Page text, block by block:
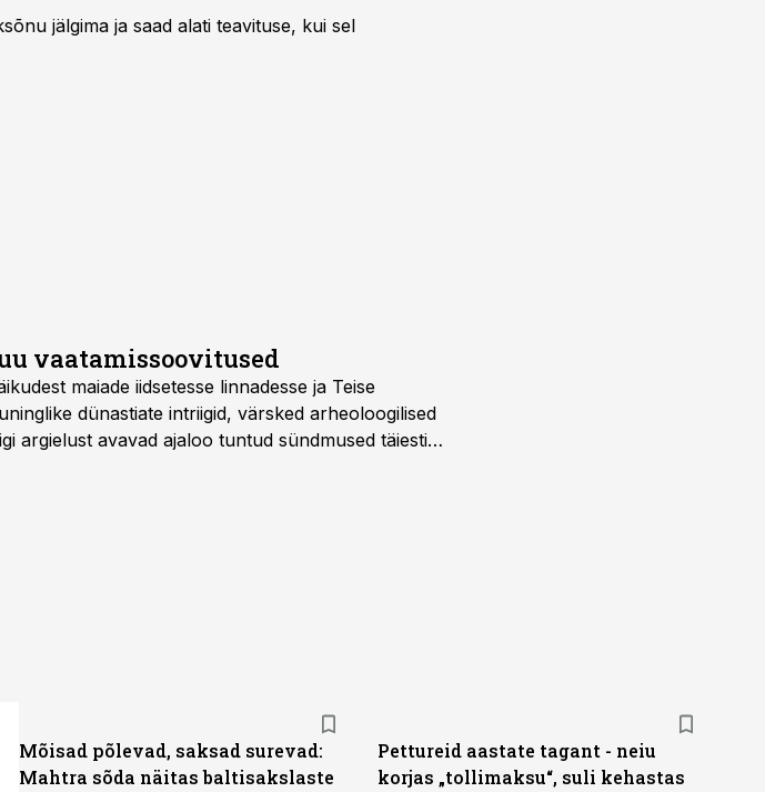
jälgima ja saad alati teavituse, kui sel
vaatamissoovitused
maiade iidsetesse linnadesse ja Teise
dünastiate intriigid, värsked arheoloogilised
argielust avavad ajaloo tuntud sündmused täiesti
Mõisad põlevad, saksad surevad:
Mahtra sõda näitas baltisakslaste
Pettureid aastate tagant - neiu
korjas „tollimaksu“, suli kehastas